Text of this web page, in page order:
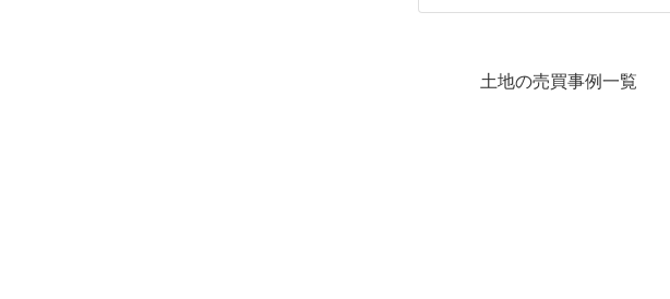
土地の売買事例一覧